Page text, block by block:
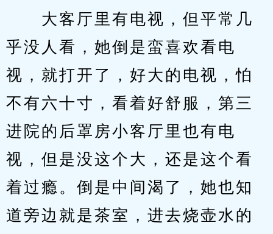
大客厅里有电视，但平常几
乎没人看，她倒是蛮喜欢看电
视，就打开了，好大的电视，怕
不有六十寸，看着好舒服，第三
进院的后罩房小客厅里也有电
视，但是没这个大，还是这个看
着过瘾。倒是中间渴了，她也知
道旁边就是茶室，进去烧壶水的